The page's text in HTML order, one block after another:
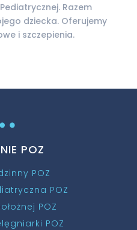
Razem
dziecka. Oferujemy
i szczepienia.
POZ
POZ
POZ
POZ
POZ